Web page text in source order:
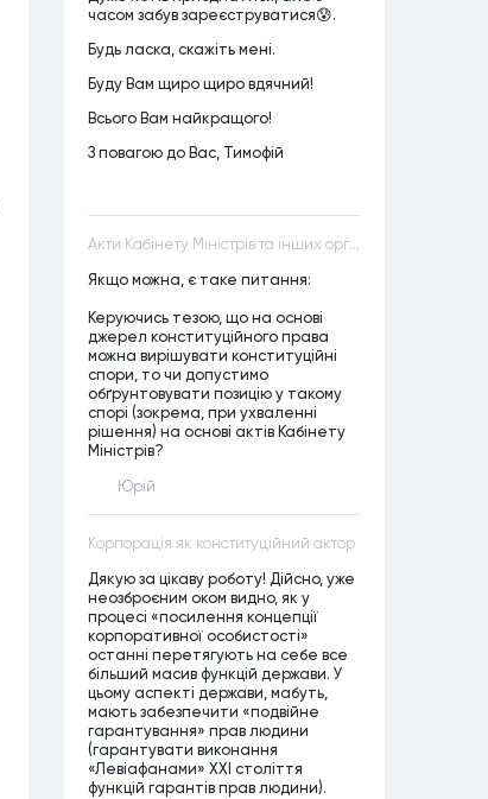
часом забув зареєструватися😰.
Будь ласка, скажіть мені.
Буду Вам щиро щиро вдячний!
Всього Вам найкращого!
З повагою до Вас, Тимофій
Акти Кабінету Міністрів та інших органів державної влади як джерела конституційного права
Якщо можна, є таке питання:
Керуючись тезою, що на основі
джерел конституційного права
можна вирішувати конституційні
спори, то чи допустимо
обґрунтовувати позицію у такому
спорі (зокрема, при ухваленні
рішення) на основі актів Кабінету
Міністрів?
Юрій
Корпорація як конституційний актор
Дякую за цікаву роботу! Дійсно, уже
неозброєним оком видно, як у
процесі «посилення концепції
корпоративної особистості»
останні перетягують на себе все
більший масив функцій держави. У
цьому аспекті держави, мабуть,
мають забезпечити «подвійне
гарантування» прав людини
(гарантувати виконання
«Левіафанами» ХХІ століття
функцій гарантів прав людини).